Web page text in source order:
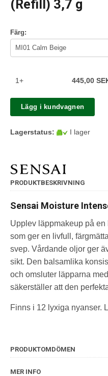
(Refill) 3,7 g
Färg:
1+ 445,00
Lägg i kundvagnen
Lagerstatus: I lager
PRODUKTBESKRIVNING
Sensai Moisture
Upplev läppmakeup på
som ger en livfull,
svep. Vårdande oljor ger
sikt. Den balsamlika
och omsluter läpparna
säkerställer att den
Finns i 12 lyxiga nyanser.
PRODUKTOMDÖMEN
MER INFO